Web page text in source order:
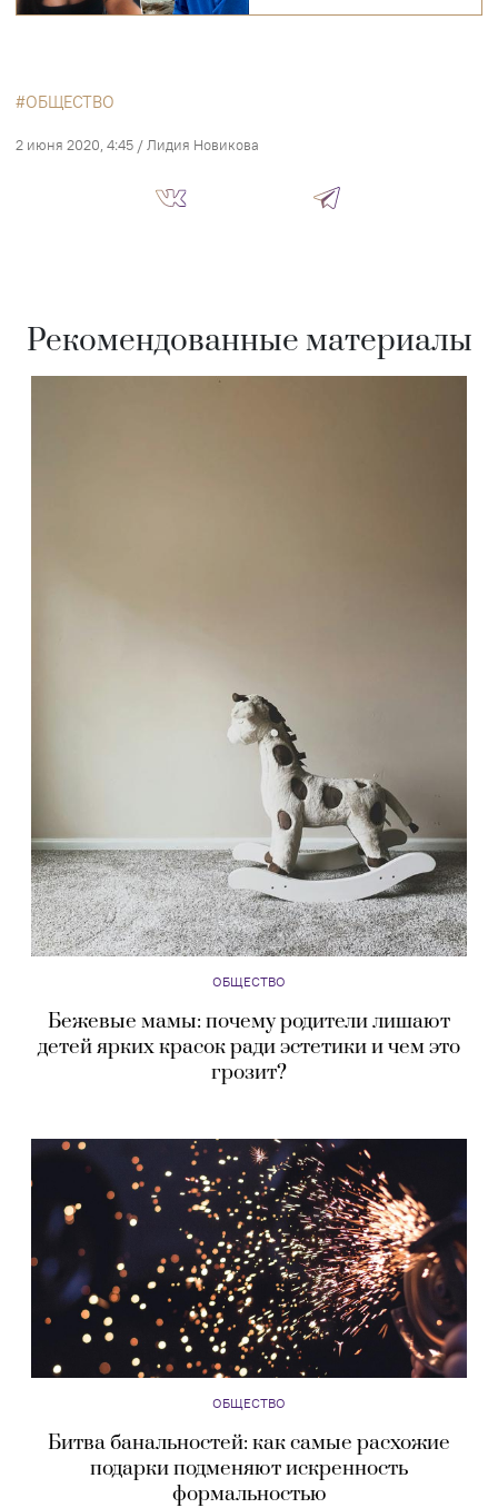
ОБЩЕСТВО
2 июня 2020, 4:45 / Лидия Новикова
Рекомендованные материалы
ОБЩЕСТВО
Бежевые мамы: почему родители лишают
детей ярких красок ради эстетики и чем это
грозит?
ОБЩЕСТВО
Битва банальностей: как самые расхожие
подарки подменяют искренность
формальностью